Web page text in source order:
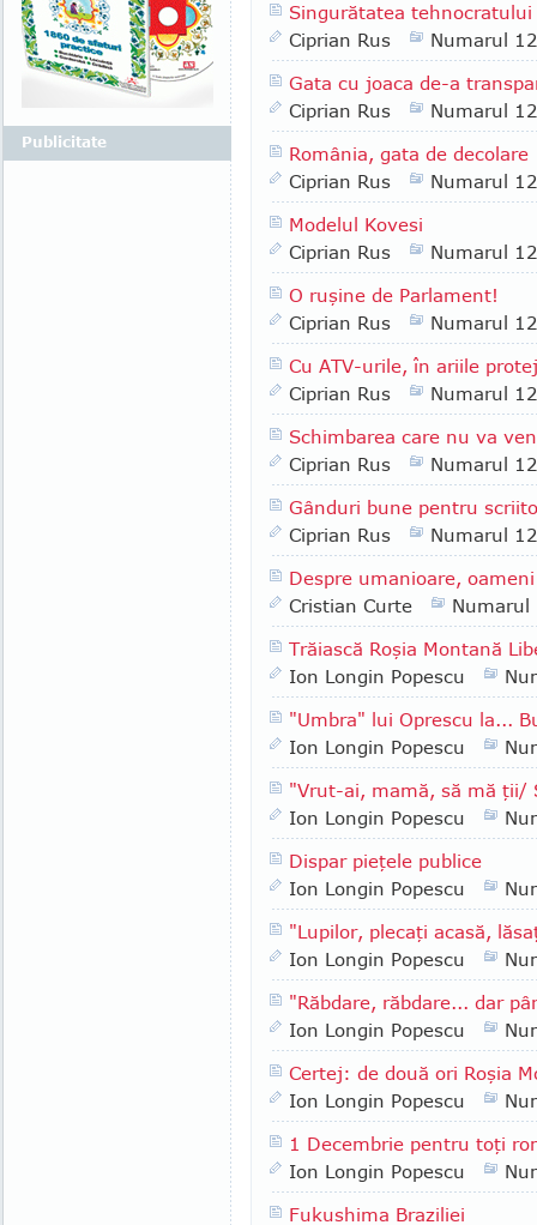
Singurătatea
Ciprian Rus
Numarul
Gata cu joaca de-a
Ciprian Rus
Numarul
România, gata de decolare
Ciprian Rus
Numarul
Modelul Kovesi
Ciprian Rus
Numarul
O ruşine de Parlament!
Ciprian Rus
Numarul
Cu ATV-urile, în ariile
Ciprian Rus
Numarul
Schimbarea care nu va
Ciprian Rus
Numarul
Gânduri bune pentru
Ciprian Rus
Numarul
Despre umanioare,
Cristian Curte
Numarul
Trăiască Roşia Montană
Ion Longin Popescu
"Umbra" lui Oprescu la...
Ion Longin Popescu
"Vrut-ai, mamă, să mă ţii/
Ion Longin Popescu
Dispar pieţele publice
Ion Longin Popescu
"Lupilor, plecaţi acasă,
Ion Longin Popescu
"Răbdare, răbdare... dar
Ion Longin Popescu
Certej: de două ori Roşia
Ion Longin Popescu
1 Decembrie pentru toţi
Ion Longin Popescu
Fukushima Braziliei
Publicitate